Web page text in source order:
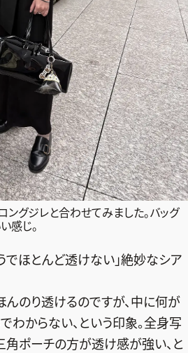
ングジレと合わせてみました。バッグ
感じ。
でほとんど透けない」絶妙なシア
のり透けるのですが、中に何が
わからない、という印象。全身写
角ポーチの方が透け感が強い、と